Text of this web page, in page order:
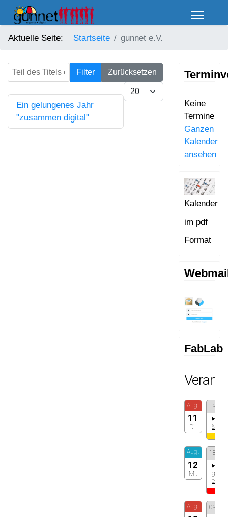
Aktuelle Seite: Startseite gunnet e.V.
Teil des Titels eingeben
Filter Zurücksetzen
Anzeige #
Ein gelungenes Jahr
"zusammen digital"
Keine
Termine
Ganzen
Kalender
ansehen
Kalender
im pdf
Format
FabLab